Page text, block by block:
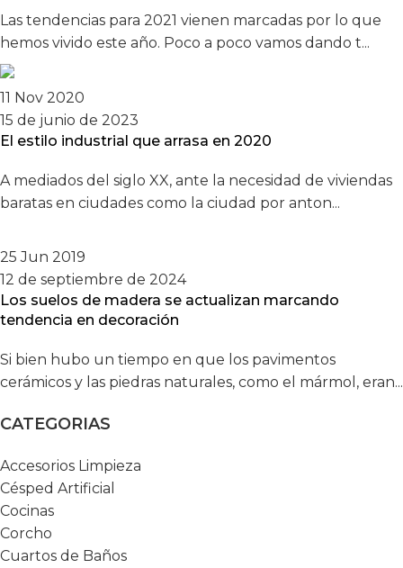
Las tendencias para 2021 vienen marcadas por lo que
hemos vivido este año. Poco a poco vamos dando t...
11 Nov 2020
15 de junio de 2023
El estilo industrial que arrasa en 2020
A mediados del siglo XX, ante la necesidad de viviendas
baratas en ciudades como la ciudad por anton...
25 Jun 2019
12 de septiembre de 2024
Los suelos de madera se actualizan marcando
tendencia en decoración
Si bien hubo un tiempo en que los pavimentos
cerámicos y las piedras naturales, como el mármol, eran...
CATEGORIAS
Accesorios Limpieza
Césped Artificial
Cocinas
Corcho
Cuartos de Baños